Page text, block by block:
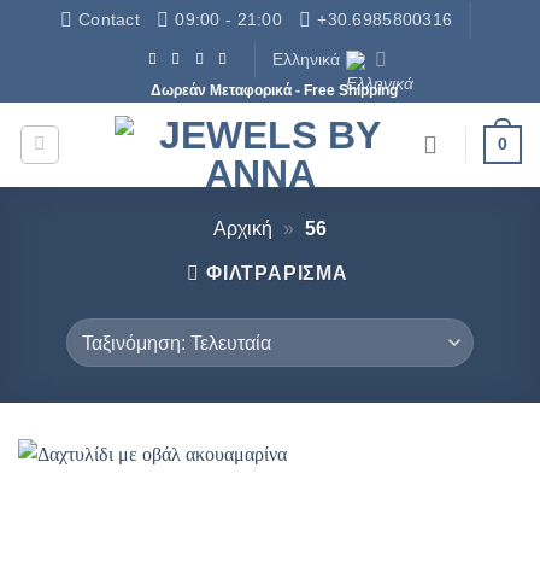
ΜετάβασηContact 09:00 - 21:00 +30.6985800316
Ελληνικά
Δωρεάν Μεταφορικά - Free Shipping
0
Αρχική » 56
ΦΙΛΤΡΆΡΙΣΜΑ